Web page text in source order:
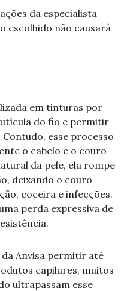
da especialista
escolhido não causará
em tinturas por
do fio e permitir
esse processo
o cabelo e o couro
da pele, ela rompe
deixando o couro
coceira e infecções.
perda expressiva de
Anvisa permitir até
capilares, muitos
ultrapassam esse